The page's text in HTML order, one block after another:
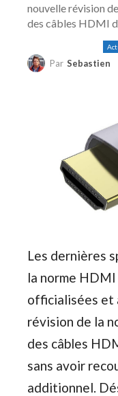
nouvelle révision
des câbles HDMI
Par Sebastien
Les dernières
la norme
officialisées et
révision de la
des câbles
sans avoir
additionnel.